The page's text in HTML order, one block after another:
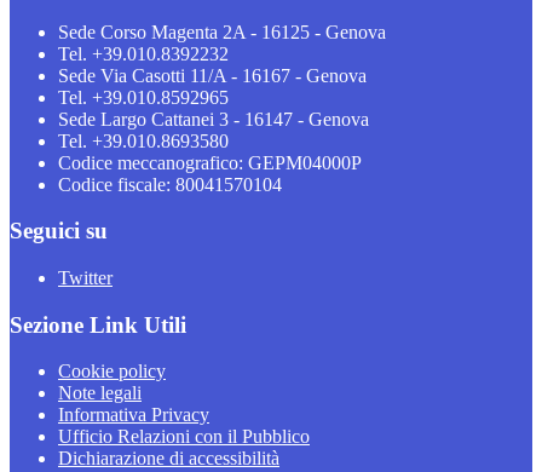
Sede Corso Magenta 2A - 16125 - Genova
Tel. +39.010.8392232
Sede Via Casotti 11/A - 16167 - Genova
Tel. +39.010.8592965
Sede Largo Cattanei 3 - 16147 - Genova
Tel. +39.010.8693580
Codice meccanografico: GEPM04000P
Codice fiscale: 80041570104
Seguici su
Twitter
Sezione Link Utili
Cookie policy
Note legali
Informativa Privacy
Ufficio Relazioni con il Pubblico
Dichiarazione di accessibilità